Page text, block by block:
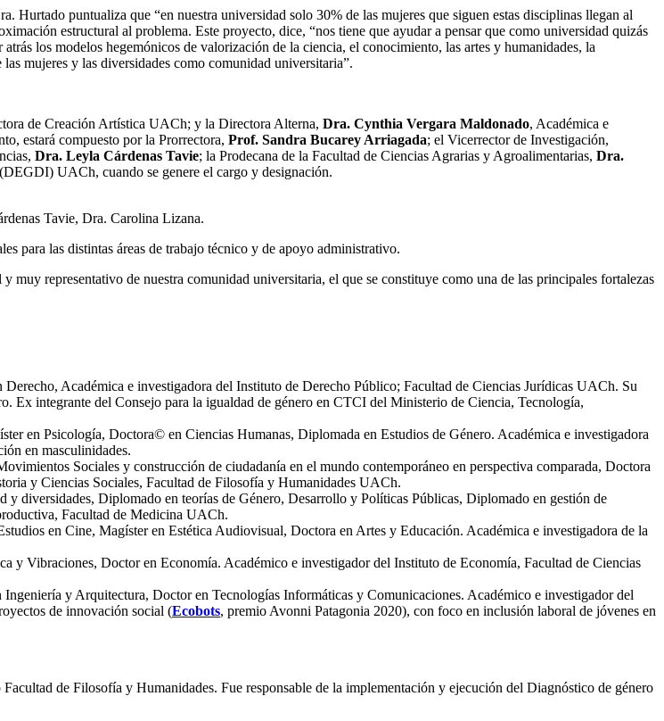
Hurtado puntualiza que “en nuestra universidad solo 30% de las mujeres que siguen estas disciplinas llegan al
estructural al problema. Este proyecto, dice, “nos tiene que ayudar a pensar que como universidad quizás
los modelos hegemónicos de valorización de la ciencia, el conocimiento, las artes y humanidades, la
mujeres y las diversidades como comunidad universitaria”.
de Creación Artística UACh; y la Directora Alterna, Dra. Cynthia Vergara Maldonado, Académica e
estará compuesto por la Prorrectora​, Prof. Sandra Bucarey Arriagada; el Vicerrector de Investigación,
Dra. Leyla Cárdenas Tavie; la Prodecana de la Facultad de Ciencias Agrarias y Agroalimentarias, Dra.
UACh, cuando se genere el cargo y designación.
Tavie, Dra. Carolina Lizana.
para las distintas áreas de trabajo técnico y de apoyo administrativo.
representativo de nuestra comunidad universitaria, el que se constituye como una de las principales fortalezas
Académica e investigadora del Instituto de Derecho Público; Facultad de Ciencias Jurídicas UACh. Su
Ex integrante del Consejo para la igualdad de género en CTCI del Ministerio de Ciencia, Tecnología,
en Psicología, Doctora© en Ciencias Humanas, Diplomada en Estudios de Género. Académica e investigadora
en masculinidades.
Sociales y construcción de ciudadanía en el mundo contemporáneo en perspectiva comparada, Doctora
y Ciencias Sociales, Facultad de Filosofía y Humanidades UACh.
y diversidades, Diplomado en teorías de Género, Desarrollo y Políticas Públicas, Diplomado en gestión de
Facultad de Medicina UACh.
en Cine, Magíster en Estética Audiovisual, Doctora en Artes y Educación. Académica e investigadora de la
y Vibraciones, Doctor en Economía. Académico e investigador del Instituto de Economía, Facultad de Ciencias
y Arquitectura, Doctor en Tecnologías Informáticas y Comunicaciones. Académico e investigador del
de innovación social (Ecobots, premio Avonni Patagonia 2020), con foco en inclusión laboral de jóvenes en
de Filosofía y Humanidades. Fue responsable de la implementación y ejecución del Diagnóstico de género